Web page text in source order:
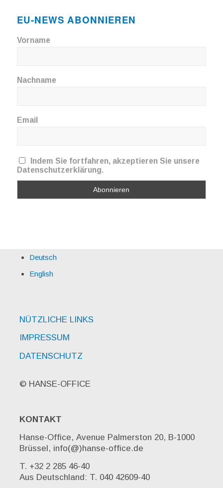
EU-NEWS ABONNIEREN
Vorname
Nachname
Email
Indem Sie fortfahren, akzeptieren Sie unsere
Datenschutzerklärung.
Deutsch
English
NÜTZLICHE LINKS
IMPRESSUM
DATENSCHUTZ
© HANSE-OFFICE
KONTAKT
Hanse-Office, Avenue Palmerston 20, B-1000
Brüssel, info(@)hanse-office.de
T. +32 2 285 46-40
Aus Deutschland: T. 040 42609-40